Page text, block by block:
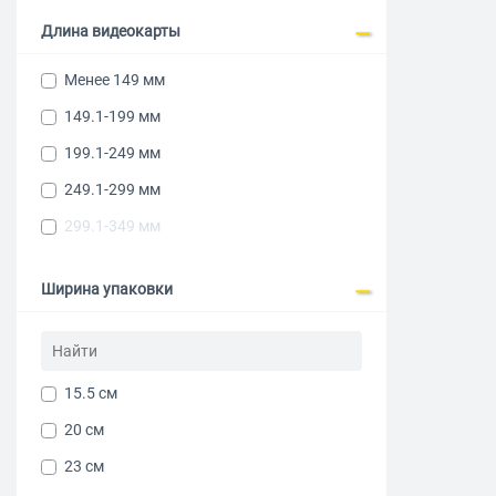
Длина видеокарты
Менее 149 мм
149.1-199 мм
199.1-249 мм
249.1-299 мм
299.1-349 мм
Ширина упаковки
15.5 см
20 см
23 см